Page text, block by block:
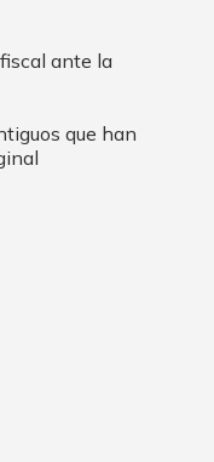
ante la
que han